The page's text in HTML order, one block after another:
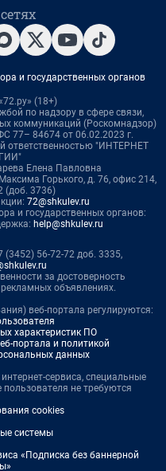
и государственных органов
(18+)
по надзору в сфере связи,
коммуникаций (Роскомнадзор)
77– 84674 от 06.02.2023 г.
ответственностью "ИНТЕРНЕТ
Елена Павловна
Горького, д. 76, офис 214,
(доб. 3736)
72@shkulev.ru
и государственных органов:
help@shkulev.ru
(3452) 56-72-72 доб. 3335,
за достоверность
объявлениях.
веб-портала регулируются:
характеристик ПО
портала и политикой
данных
сервиса, специальные
пользователя не требуются
cookies
системы
«Подписка без баннерной